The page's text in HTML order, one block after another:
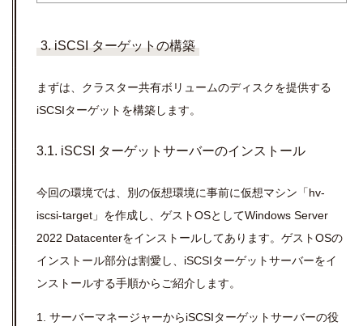
3. iSCSI ターゲットの構築
まずは、クラスター共有ボリュームのディスクを提供する
iSCSIターゲットを構築します。
3.1. iSCSI ターゲットサーバーのインストール
今回の環境では、別の仮想環境に事前に仮想マシン「hv-
iscsi-target」を作成し、ゲストOSとしてWindows Server
2022 Datacenterをインストールしてあります。ゲストOSの
インストール部分は割愛し、iSCSIターゲットサーバーをイ
ンストールする手順からご紹介します。
1. サーバーマネージャーからiSCSIターゲットサーバーの役